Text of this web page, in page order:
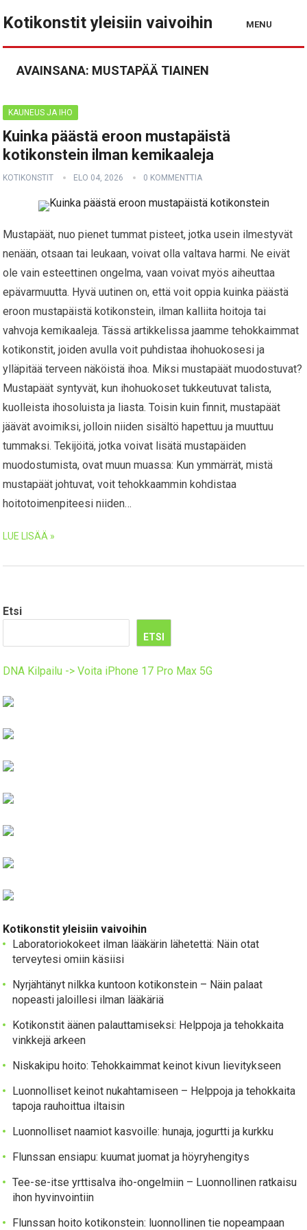
Kotikonstit yleisiin vaivoihin MENU
AVAINSANA: MUSTAPÄÄ TIAINEN
KAUNEUS JA IHO
Kuinka päästä eroon mustapäistä
kotikonstein ilman kemikaaleja
KOTIKONSTIT ELO 04, 2026 0 KOMMENTTIA
Mustapäät, nuo pienet tummat pisteet, jotka usein ilmestyvät
nenään, otsaan tai leukaan, voivat olla valtava harmi. Ne eivät
ole vain esteettinen ongelma, vaan voivat myös aiheuttaa
epävarmuutta. Hyvä uutinen on, että voit oppia kuinka päästä
eroon mustapäistä kotikonstein, ilman kalliita hoitoja tai
vahvoja kemikaaleja. Tässä artikkelissa jaamme tehokkaimmat
kotikonstit, joiden avulla voit puhdistaa ihohuokosesi ja
ylläpitää terveen näköistä ihoa. Miksi mustapäät muodostuvat?
Mustapäät syntyvät, kun ihohuokoset tukkeutuvat talista,
kuolleista ihosoluista ja liasta. Toisin kuin finnit, mustapäät
jäävät avoimiksi, jolloin niiden sisältö hapettuu ja muuttuu
tummaksi. Tekijöitä, jotka voivat lisätä mustapäiden
muodostumista, ovat muun muassa: Kun ymmärrät, mistä
mustapäät johtuvat, voit tehokkaammin kohdistaa
hoitotoimenpiteesi niiden…
LUE LISÄÄ »
Etsi
ETSI
DNA Kilpailu -> Voita iPhone 17 Pro Max 5G
Kotikonstit yleisiin vaivoihin
Laboratoriokokeet ilman lääkärin lähetettä: Näin otat
terveytesi omiin käsiisi
Nyrjähtänyt nilkka kuntoon kotikonstein – Näin palaat
nopeasti jaloillesi ilman lääkäriä
Kotikonstit äänen palauttamiseksi: Helppoja ja tehokkaita
vinkkejä arkeen
Niskakipu hoito: Tehokkaimmat keinot kivun lievitykseen
Luonnolliset keinot nukahtamiseen – Helppoja ja tehokkaita
tapoja rauhoittua iltaisin
Luonnolliset naamiot kasvoille: hunaja, jogurtti ja kurkku
Flunssan ensiapu: kuumat juomat ja höyryhengitys
Tee-se-itse yrttisalva iho-ongelmiin – Luonnollinen ratkaisu
ihon hyvinvointiin
Flunssan hoito kotikonstein: luonnollinen tie nopeampaan